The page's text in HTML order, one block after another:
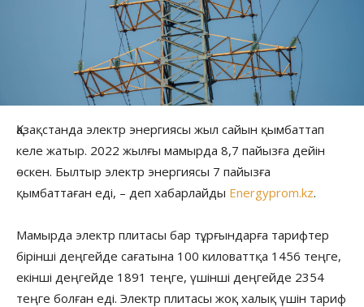
Қазақстанда электр энергиясы жыл сайын қымбаттап
келе жатыр. 2022 жылғы мамырда 8,7 пайызға дейін
өскен. Былтыр электр энергиясы 7 пайызға
қымбаттаған еді, – деп хабарлайды Energyprom.kz.
Мамырда электр плитасы бар тұрғындарға тарифтер
бірінші деңгейде сағатына 100 киловаттқа 1456 теңге,
екінші деңгейде 1891 теңге, үшінші деңгейде 2354
теңге болған еді. Электр плитасы жоқ халық үшін тариф